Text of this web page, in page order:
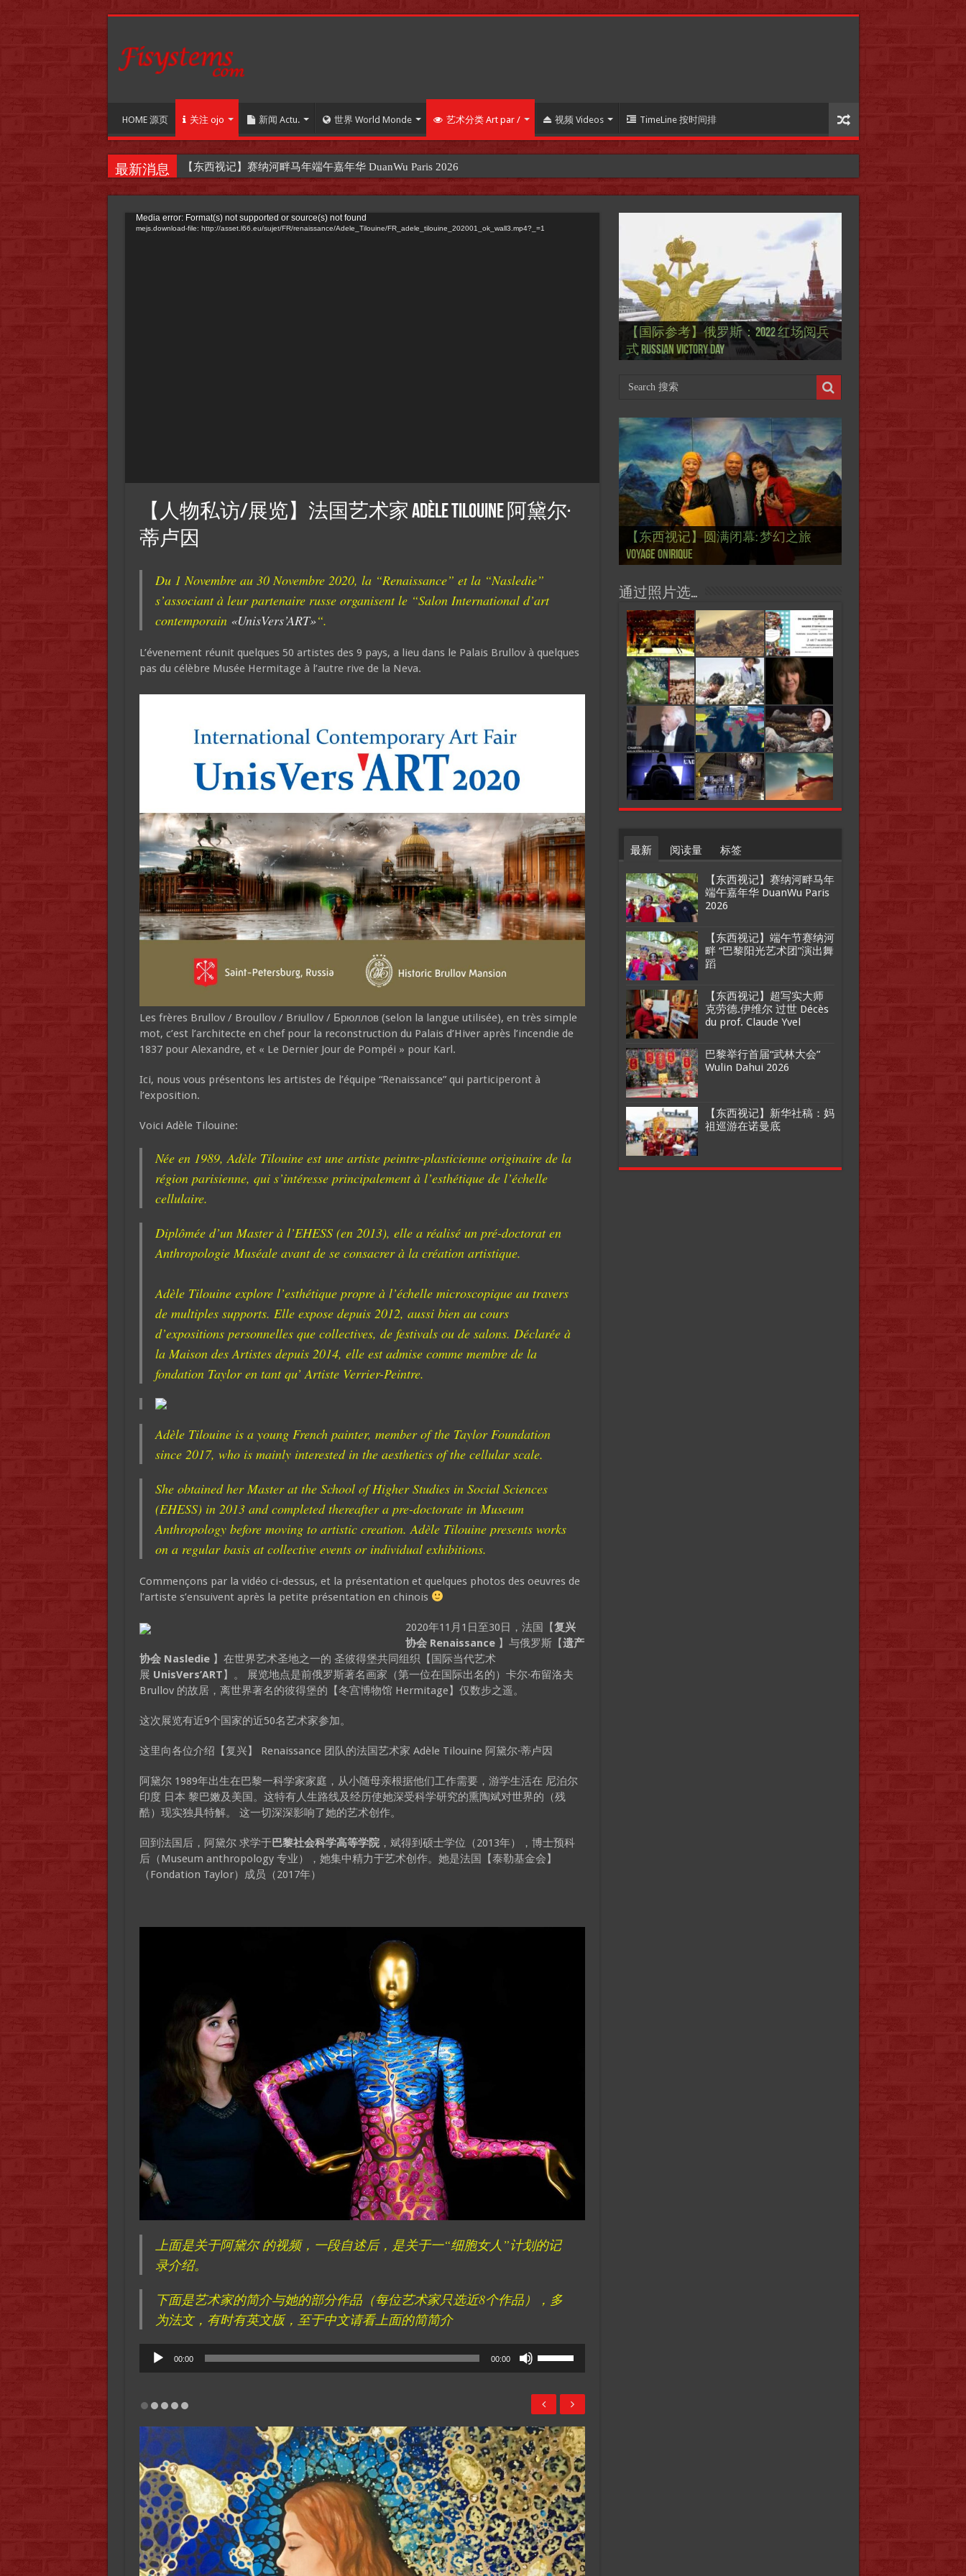
HOME 源页 关注 ojo 新闻 Actu. 世界 World Monde 艺术分类 Art par / 视频 Videos TimeLine 按时间排
最新消息 【东西视记】赛纳河畔马年端午嘉年华 DuanWu Paris 2026
Video
Player
Media error: Format(s) not supported or source(s) not found
mejs.download-file: http://asset.l66.eu/sujet/FR/renaissance/Adele_Tilouine/FR_adele_tilouine_202001_ok_wall3.mp4?_=1
【人物私访/展览】法国艺术家 Adèle Tilouine 阿黛尔·
蒂卢因
Du 1 Novembre au 30 Novembre 2020, la “Renaissance” et la “Nasledie”
s’associant à leur partenaire russe organisent le “Salon International d’art
contemporain «UnisVers’ART»“.
L’évenement réunit quelques 50 artistes des 9 pays, a lieu dans le Palais Brullov à quelques
pas du célèbre Musée Hermitage à l’autre rive de la Neva.
Les frères Brullov / Broullov / Briullov / Брюллов (selon la langue utilisée), en très simple
mot, c’est l’architecte en chef pour la reconstruction du Palais d’Hiver après l’incendie de
1837 pour Alexandre, et « Le Dernier Jour de Pompéi » pour Karl.
Ici, nous vous présentons les artistes de l’équipe “Renaissance” qui participeront à
l’exposition.
Voici Adèle Tilouine:
Née en 1989, Adèle Tilouine est une artiste peintre-plasticienne originaire de la
région parisienne, qui s’intéresse principalement à l’esthétique de l’échelle
cellulaire.
Diplômée d’un Master à l’EHESS (en 2013), elle a réalisé un pré-doctorat en
Anthropologie Muséale avant de se consacrer à la création artistique. ​​
Adèle Tilouine explore l’esthétique propre à l’échelle microscopique au travers
de multiples supports. Elle expose depuis 2012, aussi bien au cours
d’expositions personnelles que collectives, de festivals ou de salons. Déclarée à
la Maison des Artistes depuis 2014, elle est admise comme membre de la
fondation Taylor en tant qu’ Artiste Verrier-Peintre.
Adèle Tilouine is a young French painter, member of the Taylor Foundation
since 2017, who is mainly interested in the aesthetics of the cellular scale.
She obtained her Master at the School of Higher Studies in Social Sciences
(EHESS) in 2013 and completed thereafter a pre-doctorate in Museum
Anthropology before moving to artistic creation. Adèle Tilouine presents works
on a regular basis at collective events or individual exhibitions.
Commençons par la vidéo ci-dessus, et la présentation et quelques photos des oeuvres de
l’artiste s’ensuivent après la petite présentation en chinois
2020年11月1日至30日，法国【复兴
协会 Renaissance 】与俄罗斯【遗产
协会 Nasledie】在世界艺术圣地之一的 圣彼得堡共同组织【国际当代艺术
展 UnisVers’ART】。 展览地点是前俄罗斯著名画家（第一位在国际出名的）卡尔·布留洛夫
Brullov 的故居，离世界著名的彼得堡的【冬宫博物馆 Hermitage】仅数步之遥。
这次展览有近9个国家的近50名艺术家参加。
这里向各位介绍【复兴】 Renaissance 团队的法国艺术家 Adèle Tilouine 阿黛尔·蒂卢因
阿黛尔 1989年出生在巴黎一科学家家庭，从小随母亲根据他们工作需要，游学生活在 尼泊尔
印度 日本 黎巴嫩及美国。这特有人生路线及经历使她深受科学研究的熏陶斌对世界的（残
酷）现实独具特解。 这一切深深影响了她的艺术创作。
回到法国后，阿黛尔 求学于巴黎社会科学高等学院，斌得到硕士学位（2013年），博士预科
后（Museum anthropology 专业），她集中精力于艺术创作。她是法国【泰勒基金会】
（Fondation Taylor）成员（2017年）
上面是关于阿黛尔 的视频，一段自述后，是关于一“细胞女人”计划的记
录介绍。
下面是艺术家的简介与她的部分作品（每位艺术家只选近8个作品），多
为法文，有时有英文版，至于中文请看上面的简简介
Audio
Player
00:00 00:00
keys
to
increase
or
decrease
volume.
【国际参考】俄罗斯：2022 红场阅兵
式 Russian Victory Day
【国际参考】”戏剧性“服装设计师
Thierry Mugler 蒂埃里.穆勒 去世, 享年 73
岁
【国际参考】海湖庄园: Xi & Trump 内幕
Mar-a-Lago leak
【东西视记】1937年的毕加索, 海明威,
肯尼迪 1937 – La fin de l’innocence (2/2)
【东西视记】1937年的毕加索, 海明威,
肯尼迪 1937 – La fin de l’innocence (1/2)
【东西视记】1961年4月12日 尤里·加加
林 成为第一“太空人”
【东西视记】圆满闭幕: 梦幻之旅
Voyage onirique
【东西视记】开幕：唐恽鉎 Michel
Tong, 梦幻之旅 Voyage onirique
【东西视记】展讯：唐恽鉎 Michel
Tong, 梦幻之旅 Voyage onirique
【跨年晚会】祝各位 佳年快乐 Bonne
année 2023, Le feu d’artifice de Paris
【一画一故事】唐恽鉎 Michel Tong One
Painting One Story
【一画一故事】林象元 Lin XiangYuan One
Painting One Story
【国际参考】芭蕾舞: 天鹅湖 乌克兰
大剧院版 Le lac des cygnes – Opéra national
d’Ukraine
【国际参考】巴黎政府举行“新年晚
会” Soirée musicale à la mairie du 13e le 8
Février
【国际参考】巴黎“艺术之都”展将于2
月12日揭幕 Art Capital s’ouvre le 12 Février
【东西视记】法国电影: “中国人占领
巴黎”，一种法国幽默与“预言” Les
chinois à Paris de J.Yanne
【东西视记】时装秀：巴黎时装界
的“顽童”与“不屈者” John Galliano le
surdoué de la mode
【东西视记】法国“复兴会”式【艺术
桥展】 Expo. que “RENAISSANCE” aurait pu
organiser
通过照片选…
最新 阅读量 标签
【东西视记】赛纳河畔马年
端午嘉年华 DuanWu Paris
2026
【东西视记】端午节赛纳河
畔 “巴黎阳光艺术团”演出舞
蹈
【东西视记】超写实大师
克劳德.伊维尔 过世 Décès
du prof. Claude Yvel
巴黎举行首届“武林大会”
Wulin Dahui 2026
【东西视记】新华社稿：妈
祖巡游在诺曼底